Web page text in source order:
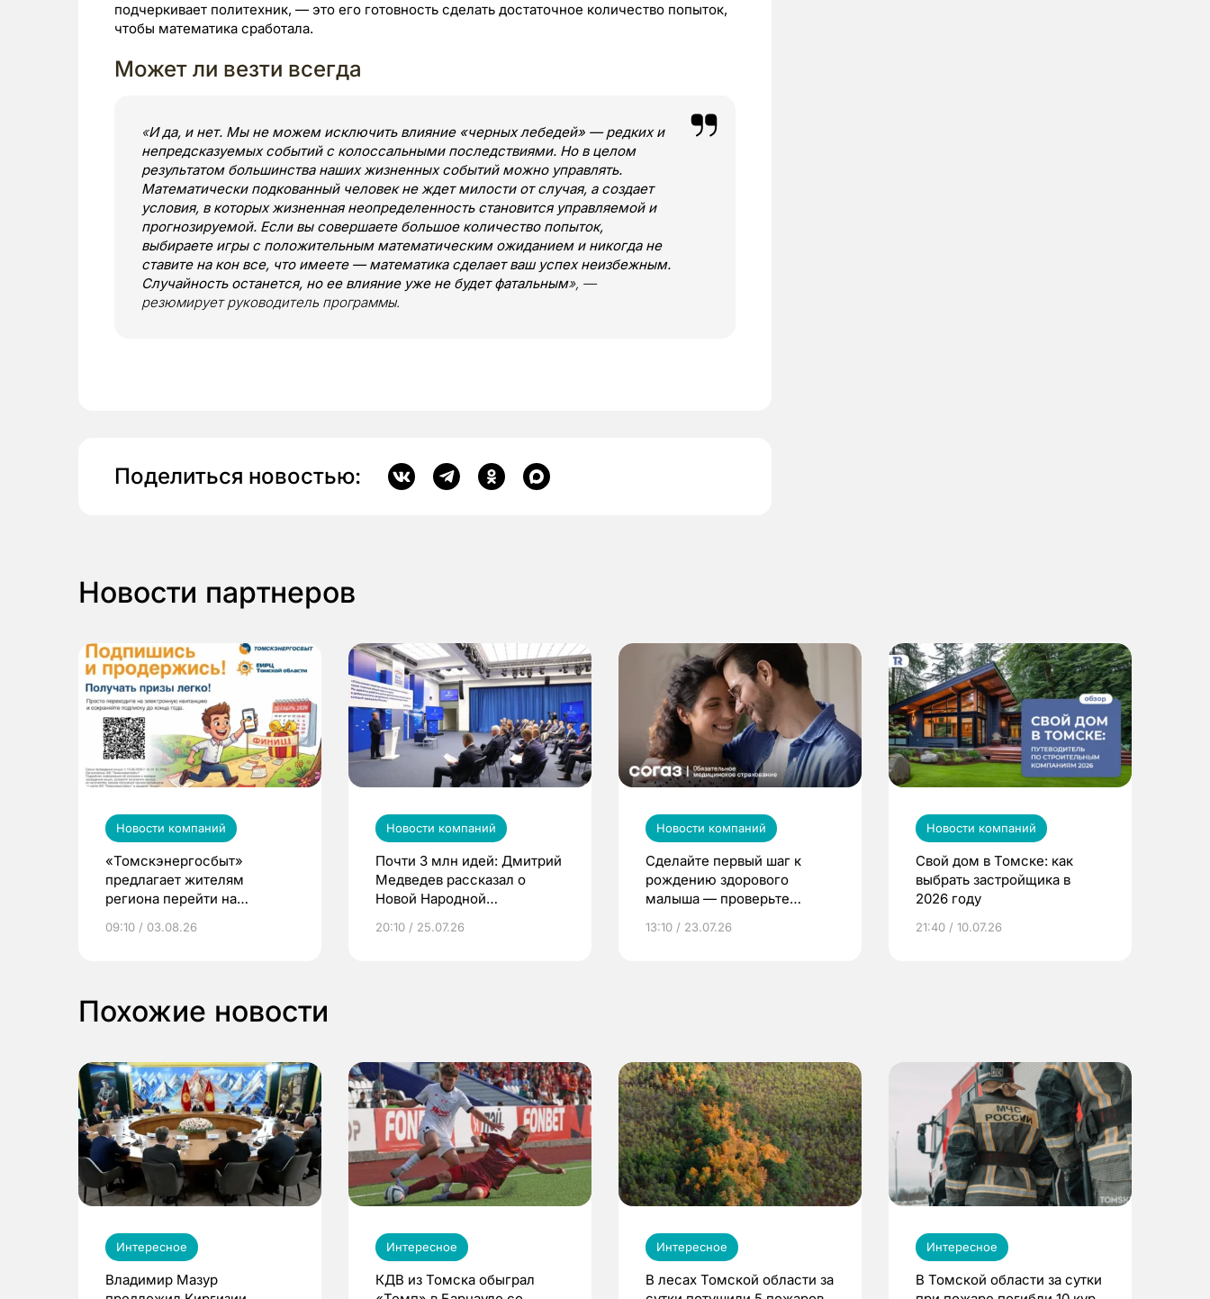
подчеркивает политехник, — это его готовность сделать достаточное количество попыток,
чтобы математика сработала.
Может ли везти всегда
«И да, и нет. Мы не можем исключить влияние «черных лебедей» — редких и
непредсказуемых событий с колоссальными последствиями. Но в целом
результатом большинства наших жизненных событий можно управлять.
Математически подкованный человек не ждет милости от случая, а создает
условия, в которых жизненная неопределенность становится управляемой и
прогнозируемой. Если вы совершаете большое количество попыток,
выбираете игры с положительным математическим ожиданием и никогда не
ставите на кон все, что имеете — математика сделает ваш успех неизбежным.
Случайность останется, но ее влияние уже не будет фатальным», —
резюмирует руководитель программы.
Поделиться новостью:
Новости партнеров
Новости компаний
«Томскэнергосбыт»
предлагает жителям
региона перейти на
выиграть призы
09:10 / 03.08.26
Новости компаний
Почти 3 млн идей: Дмитрий
Медведев рассказал о
Новой Народной
20:10 / 25.07.26
Новости компаний
Сделайте первый шаг к
рождению здорового
малыша — проверьте
по ОМС!
13:10 / 23.07.26
Новости компаний
Свой дом в Томске: как
выбрать застройщика в
2026 году
21:40 / 10.07.26
Похожие новости
Интересное
Владимир Мазур
Интересное
КДВ из Томска обыграл
Интересное
В лесах Томской области за
Интересное
В Томской области за сутки